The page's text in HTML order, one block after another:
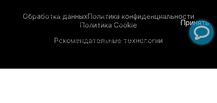
Обработка данныхПолитика конфиденциальности
Политика Cookie
Рекомендательные технологии
опыта на нашем сайте. Продолжая использовать
данный сайт, вы соглашаетесь с использованием
технологий. Для получения дополнительной
Принять